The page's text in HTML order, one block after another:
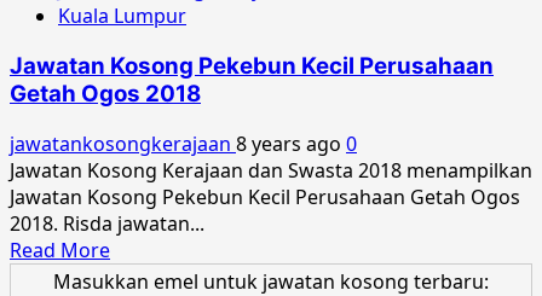
Pekebun
Perusahaan
Getah
2019
Kuala Lumpur
Jawatan Kosong Pekebun Kecil Perusahaan
Getah Ogos 2018
jawatankosongkerajaan 8 years ago 0
Jawatan Kosong Kerajaan dan Swasta 2018 menampilkan
Jawatan Kosong Pekebun Kecil Perusahaan Getah Ogos
2018. Risda jawatan...
Read MoreRead
more
Masukkan emel untuk jawatan kosong terbaru: